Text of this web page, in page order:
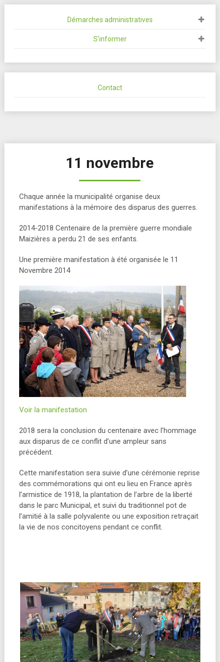
Démarches administratives
S’informer
Contact
11 novembre
Chaque année la municipalité organise deux
manifestations à la mémoire des disparus des guerres.
2014-2018 Centenaire de la première guerre mondiale
Maizières a perdu 21 de ses enfants.
Une première manifestation à été organisée le 11
Novembre 2014
Voir la manifestation
2018 sera la conclusion du centenaire avec l’hommage
aux disparus de ce conflit d’une ampleur sans
précédent.
Cette manifestation sera suivie d’une cérémonie reprise
des commémorations qui ont eu lieu en France après
l’armistice de 1918, la plantation de l’arbre de la liberté
dans le parc Municipal, et suivi du traditionnel pot de
l’amitié à la salle polyvalente ou une exposition retraçait
la vie de nos concitoyens pendant ce conflit.